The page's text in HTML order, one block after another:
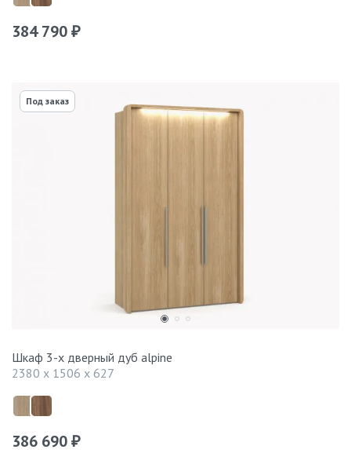
384 790 ₽
Под заказ
Шкаф 3-х дверный дуб alpine
2380 x 1506 x 627
386 690 ₽